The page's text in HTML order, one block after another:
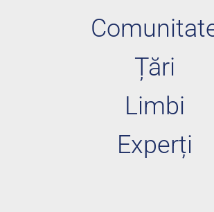
Țări
Limbi
Experți